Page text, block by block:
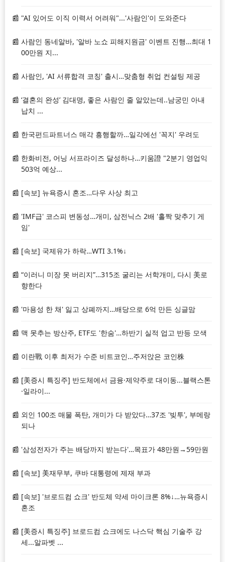
"AI 있어도 이직 이력서 어려워"...'사람인'이 도와준다
사람인 동네알바, '알바 노쇼 피해지원금' 이벤트 진행…최대 1
00만원 지...
사람인, 'AI 서류합격 코칭' 출시…맞춤형 취업 컨설팅 제공
‘결혼의 완성’ 김대명, 좋은 사람인 줄 알았는데..남궁민 아내
납치 ...
한국펀드파트너스 매각 흥행할까…일각에선 '꼭지' 우려도
한화비전, 어닝 서프라이즈 달성하나…키움證 "2분기 영업익
503억 예상...
[속보] 뉴욕증시 혼조…다우 사상 최고
'IMF급' 코스피 변동성…개미, 삼전닉스 2배 '홀짝 맞추기 게
임'
[속보] 국제유가 하락…WTI 3.1%↓
“이러니 미장 못 버리지”…315조 굴리는 서학개미, 다시 美로
향한다
'마용성 한 채' 잃고 상폐까지…배당으로 6억 만든 싱글맘
맥 못추는 방산주, ETF도 '한숨'…하반기 실적 업고 반등 모색
이란戰 이후 최저가 수준 비트코인…주저앉은 코인株
[美증시 특징주] 반도체에서 금융·제약주로 대이동...블랙스톤
·일라이...
외인 100조 매물 폭탄, 개미가 다 받았다…37조 '빚투', 부메랑
되나
'삼성전자가 주는 배당까지 받는다'…목표가 48만원→59만원
[속보] 美재무부, 쿠바 대통령에 제재 부과
[속보] '브로드컴 쇼크' 반도체 약세 마이크론 8%↓…뉴욕증시
혼조
[美증시 특징주] 브로드컴 쇼크에도 나스닥 핵심 기술주 강
세...알파벳 ...